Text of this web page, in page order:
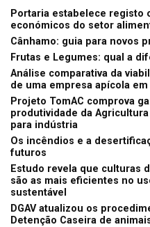
Portaria estabelece registo
económicos do setor
Cânhamo: guia para novos
Frutas e Legumes: qual a
Análise comparativa da
de uma empresa apícola
Projeto TomAC comprova
produtividade da
para indústria
Os incêndios e a
futuros
Estudo revela que culturas
são as mais eficientes no
sustentável
DGAV atualizou os
Detenção Caseira de